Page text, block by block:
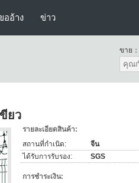
ออ้าง ข่าว
ขาย：
ยว
รายละเอียดสินค้า:
สถานที่กำเนิด:
จีน
ได้รับการรับรอง:
SGS
การชำระเงิน: